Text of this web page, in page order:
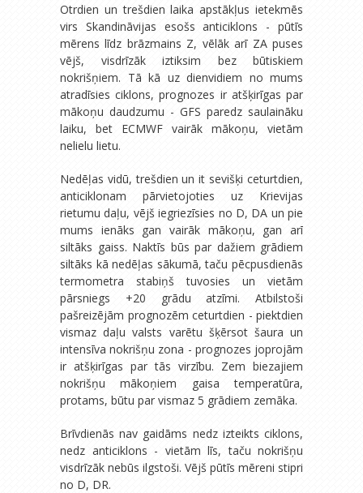
Otrdien un trešdien laika apstākļus ietekmēs
virs Skandināvijas esošs anticiklons - pūtīs
mērens līdz brāzmains Z, vēlāk arī ZA puses
vējš, visdrīzāk iztiksim bez būtiskiem
nokrišņiem. Tā kā uz dienvidiem no mums
atradīsies ciklons, prognozes ir atšķirīgas par
mākoņu daudzumu - GFS paredz saulaināku
laiku, bet ECMWF vairāk mākoņu, vietām
nelielu lietu.
Nedēļas vidū, trešdien un it sevišķi ceturtdien,
anticiklonam pārvietojoties uz Krievijas
rietumu daļu, vējš iegriezīsies no D, DA un pie
mums ienāks gan vairāk mākoņu, gan arī
siltāks gaiss. Naktīs būs par dažiem grādiem
siltāks kā nedēļas sākumā, taču pēcpusdienās
termometra stabiņš tuvosies un vietām
pārsniegs +20 grādu atzīmi. Atbilstoši
pašreizējām prognozēm ceturtdien - piektdien
vismaz daļu valsts varētu šķērsot šaura un
intensīva nokrišņu zona - prognozes joprojām
ir atšķirīgas par tās virzību. Zem biezajiem
nokrišņu mākoņiem gaisa temperatūra,
protams, būtu par vismaz 5 grādiem zemāka.
Brīvdienās nav gaidāms nedz izteikts ciklons,
nedz anticiklons - vietām līs, taču nokrišņu
visdrīzāk nebūs ilgstoši. Vējš pūtīs mēreni stipri
no D, DR.